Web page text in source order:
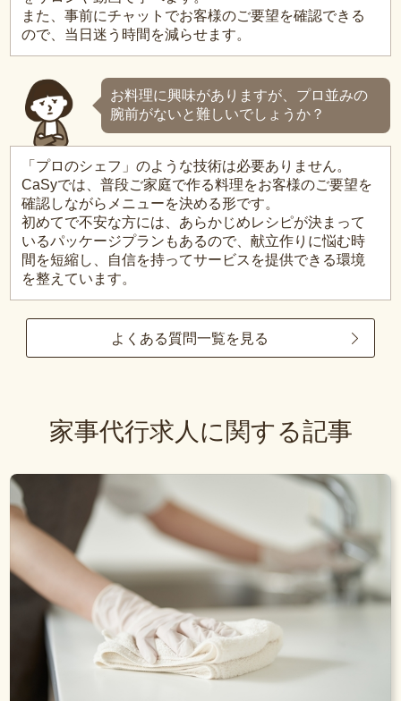
また、事前にチャットでお客様のご要望を確認できる
ので、当日迷う時間を減らせます。
お料理に興味がありますが、プロ並みの
腕前がないと難しいでしょうか？
「プロのシェフ」のような技術は必要ありません。
CaSyでは、普段ご家庭で作る料理をお客様のご要望を
確認しながらメニューを決める形です。
初めてで不安な方には、あらかじめレシピが決まって
いるパッケージプランもあるので、献立作りに悩む時
間を短縮し、自信を持ってサービスを提供できる環境
を整えています。
よくある質問一覧を見る
家事代行求人に関する記事